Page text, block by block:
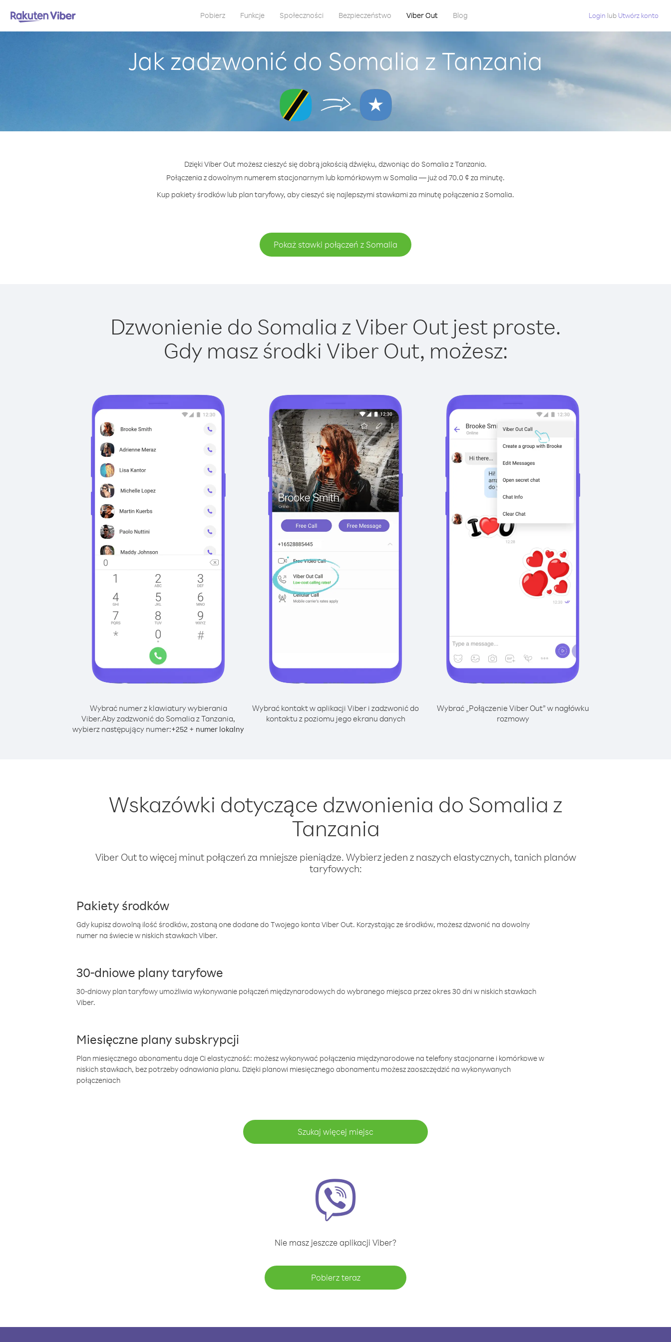
Pobierz Funkcje Społeczności Bezpieczeństwo Viber Out Blog Login lub Utwórz konto
Jak zadzwonić do Somalia z Tanzania
Dzięki Viber Out możesz cieszyć się dobrą jakością dźwięku, dzwoniąc do Somalia z Tanzania.
Połączenia z dowolnym numerem stacjonarnym lub komórkowym w Somalia — już od 70.0 ¢ za minutę.
Kup pakiety środków lub plan taryfowy, aby cieszyć się najlepszymi stawkami za minutę połączenia z Somalia.
Pokaż stawki połączeń z Somalia
Dzwonienie do Somalia z Viber Out jest proste.
Gdy masz środki Viber Out, możesz:
Wybrać numer z klawiatury wybierania
Viber.Aby zadzwonić do Somalia z Tanzania,
wybierz następujący numer:+252 + numer lokalny
Wybrać kontakt w aplikacji Viber i zadzwonić do
kontaktu z poziomu jego ekranu danych
Wybrać „Połączenie Viber Out” w nagłówku
rozmowy
Wskazówki dotyczące dzwonienia do Somalia z
Tanzania
Viber Out to więcej minut połączeń za mniejsze pieniądze. Wybierz jeden z naszych elastycznych, tanich planów
taryfowych:
Pakiety środków
Gdy kupisz dowolną ilość środków, zostaną one dodane do Twojego konta Viber Out. Korzystając ze środków, możesz dzwonić na dowolny
numer na świecie w niskich stawkach Viber.
30-dniowe plany taryfowe
30-dniowy plan taryfowy umożliwia wykonywanie połączeń międzynarodowych do wybranego miejsca przez okres 30 dni w niskich stawkach
Viber.
Miesięczne plany subskrypcji
Plan miesięcznego abonamentu daje Ci elastyczność: możesz wykonywać połączenia międzynarodowe na telefony stacjonarne i komórkowe w
niskich stawkach, bez potrzeby odnawiania planu. Dzięki planowi miesięcznego abonamentu możesz zaoszczędzić na wykonywanych
połączeniach
Szukaj więcej miejsc
Nie masz jeszcze aplikacji Viber?
Pobierz teraz